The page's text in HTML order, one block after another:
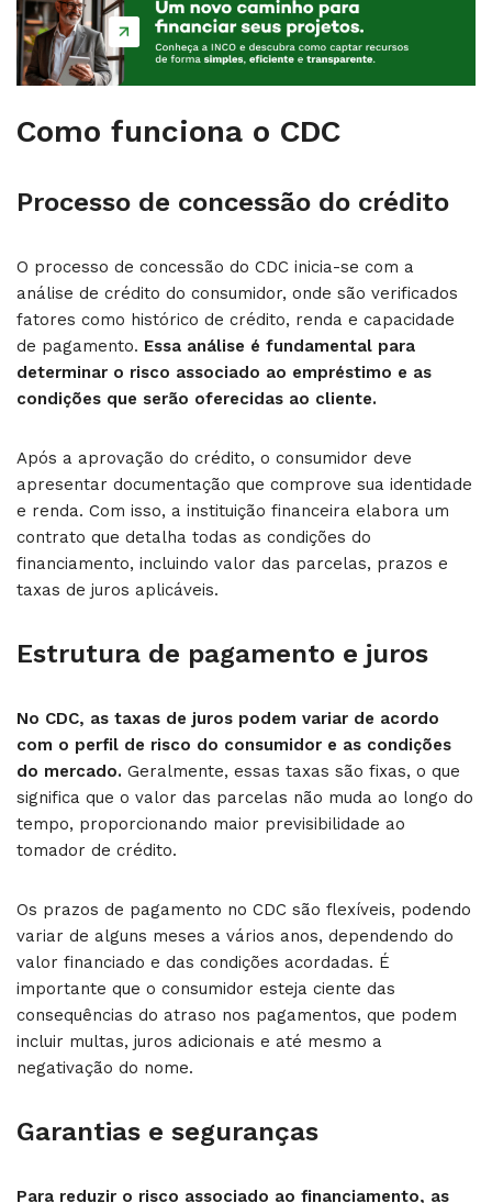
Como funciona o CDC
Processo de concessão do crédito
O processo de concessão do CDC inicia-se com a
análise de crédito do consumidor, onde são verificados
fatores como histórico de crédito, renda e capacidade
de pagamento. Essa análise é fundamental para
determinar o risco associado ao empréstimo e as
condições que serão oferecidas ao cliente.
Após a aprovação do crédito, o consumidor deve
apresentar documentação que comprove sua identidade
e renda. Com isso, a instituição financeira elabora um
contrato que detalha todas as condições do
financiamento, incluindo valor das parcelas, prazos e
taxas de juros aplicáveis.
Estrutura de pagamento e juros
No CDC, as taxas de juros podem variar de acordo
com o perfil de risco do consumidor e as condições
do mercado. Geralmente, essas taxas são fixas, o que
significa que o valor das parcelas não muda ao longo do
tempo, proporcionando maior previsibilidade ao
tomador de crédito.
Os prazos de pagamento no CDC são flexíveis, podendo
variar de alguns meses a vários anos, dependendo do
valor financiado e das condições acordadas. É
importante que o consumidor esteja ciente das
consequências do atraso nos pagamentos, que podem
incluir multas, juros adicionais e até mesmo a
negativação do nome.
Garantias e seguranças
Para reduzir o risco associado ao financiamento, as